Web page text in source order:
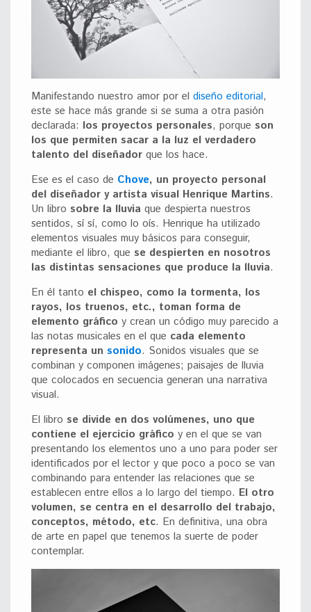
Manifestando nuestro amor por el diseño editorial,
este se hace más grande si se suma a otra pasión
declarada: los proyectos personales, porque son
los que permiten sacar a la luz el verdadero
talento del diseñador que los hace.
Ese es el caso de Chove, un proyecto personal
del diseñador y artista visual Henrique Martins.
Un libro sobre la lluvia que despierta nuestros
sentidos, sí sí, como lo oís. Henrique ha utilizado
elementos visuales muy básicos para conseguir,
mediante el libro, que se despierten en nosotros
las distintas sensaciones que produce la lluvia.
En él tanto el chispeo, como la tormenta, los
rayos, los truenos, etc., toman forma de
elemento gráfico y crean un código muy parecido a
las notas musicales en el que cada elemento
representa un sonido. Sonidos visuales que se
combinan y componen imágenes; paisajes de lluvia
que colocados en secuencia generan una narrativa
visual.
El libro se divide en dos volúmenes, uno que
contiene el ejercicio gráfico y en el que se van
presentando los elementos uno a uno para poder ser
identificados por el lector y que poco a poco se van
combinando para entender las relaciones que se
establecen entre ellos a lo largo del tiempo. El otro
volumen, se centra en el desarrollo del trabajo,
conceptos, método, etc. En definitiva, una obra
de arte en papel que tenemos la suerte de poder
contemplar.